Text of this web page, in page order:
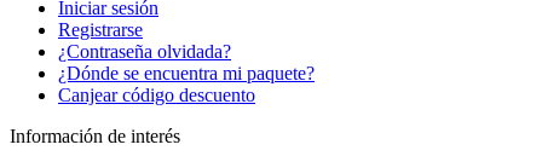
Iniciar sesión
Registrarse
¿Contraseña olvidada?
¿Dónde se encuentra mi paquete?
Canjear código descuento
Información de interés